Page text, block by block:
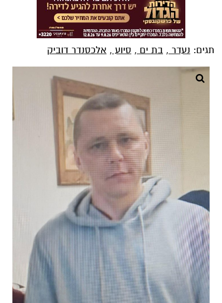
תגים: נעדר , בת ים , סיוע , אלכסנדר דוביק